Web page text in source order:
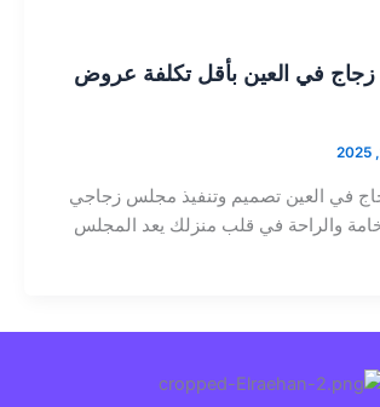
في العين بأقل تكلفة عروض
في العين تصميم وتنفيذ مجلس زجاجي
والراحة في قلب منزلك يعد المجلس